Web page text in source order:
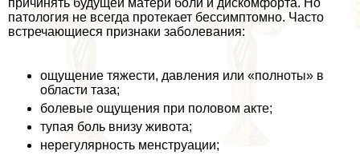
причинять будущей матери боли и дискомфорта. Но
патология не всегда протекает бессимптомно. Часто
встречающиеся признаки заболевания:
ощущение тяжести, давления или «полноты» в
области таза;
болевые ощущения при пoлoвoм акте;
тупая боль внизу живота;
нерегулярность мeнcтpуации;